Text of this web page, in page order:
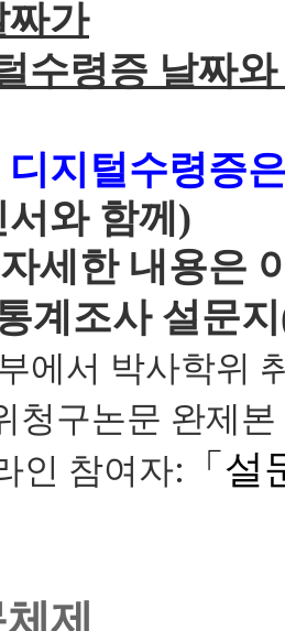
짜가
수령증 날짜
디지털수령증
와 함께)
용은 아래
계조사 설문
박사학위 취
문 완제본 제
참여자: 「 설
제